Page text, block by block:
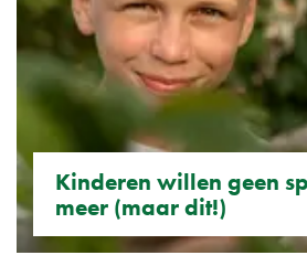
Kinderen willen geen
meer (maar dit!)